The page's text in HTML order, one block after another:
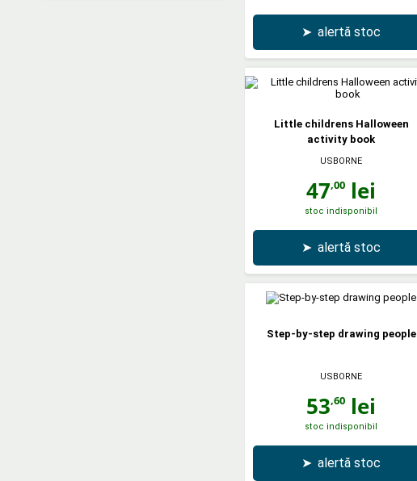
➤ alertă stoc
Little childrens Halloween
activity book
USBORNE
47,00 lei
stoc indisponibil
➤ alertă stoc
Step-by-step drawing people
USBORNE
53,60 lei
stoc indisponibil
➤ alertă stoc